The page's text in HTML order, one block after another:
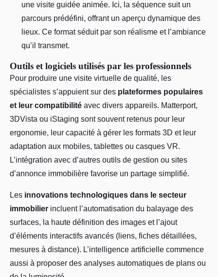
une visite guidée animée. Ici, la séquence suit un
parcours prédéfini, offrant un aperçu dynamique des
lieux. Ce format séduit par son réalisme et l’ambiance
qu’il transmet.
Outils et logiciels utilisés par les professionnels
Pour produire une visite virtuelle de qualité, les
spécialistes s’appuient sur des plateformes populaires
et leur compatibilité avec divers appareils. Matterport,
3DVista ou iStaging sont souvent retenus pour leur
ergonomie, leur capacité à gérer les formats 3D et leur
adaptation aux mobiles, tablettes ou casques VR.
L’intégration avec d’autres outils de gestion ou sites
d’annonce immobilière favorise un partage simplifié.
Les innovations technologiques dans le secteur
immobilier incluent l’automatisation du balayage des
surfaces, la haute définition des images et l’ajout
d’éléments interactifs avancés (liens, fiches détaillées,
mesures à distance). L’intelligence artificielle commence
aussi à proposer des analyses automatiques de plans ou